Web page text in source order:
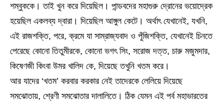
শম্বুককে। তাই খুন করে দিয়েছিল। পান্ডবদের মহাগুরু দ্রোনের ভয়োদ্রেক
হয়েছিল একলব্য দ্বারা। দিয়েছিল আঙ্গুল কেটে। অর্থাৎ যেখানেই, যখনি,
এই রাজশক্তি, পরে, ক্রমে যা সাম্রাজ্যবাদ ও পুঁজিশক্তি, যেখানেই চিনতে
পেরেছে কোনো তিতুমীরকে, কোনো ভগৎ সিং, সরোজ দত্ত, চারু মজুমদার,
কিষেণজী কিংবা উমর খালিদ কে, দিয়েছে তখুনি খতম করে।
আর যাদের ‘খতম’ করবার করকার নেই তাদেরকে লেলিয়ে দিয়েছে
সমঝোতায়, শ্রেণী সমঝোতার দালালিতে। ঠিক যেমন এই পর্ব মহাভারতের